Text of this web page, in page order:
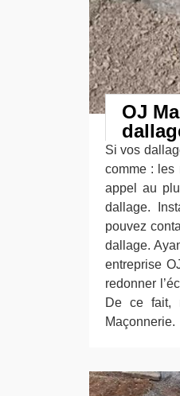
OJ
Si vos
comme : les
appel au
dallage.
pouvez
dallage.
entreprise
redonner
De ce fait,
Maçonnerie.